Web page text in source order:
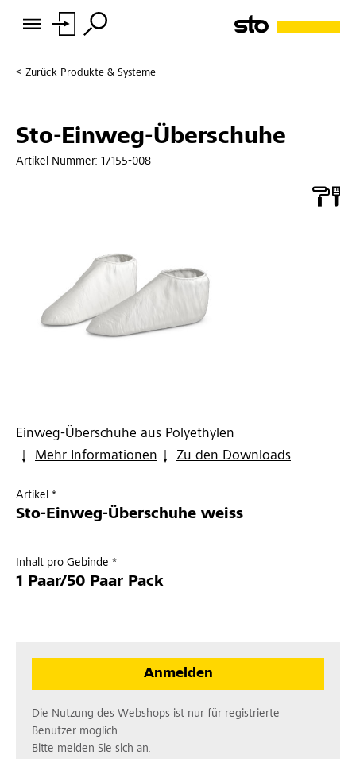
Zurück Produkte & Systeme
Sto-Einweg-Überschuhe
Artikel-Nummer: 17155-008
Einweg-Überschuhe aus Polyethylen
Mehr Informationen
Zu den Downloads
Artikel *
Sto-Einweg-Überschuhe weiss
Inhalt pro Gebinde *
1 Paar/50 Paar Pack
Anmelden
Die Nutzung des Webshops ist nur für registrierte
Benutzer möglich.
Bitte melden Sie sich an.